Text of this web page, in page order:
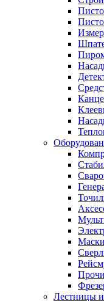
Лестницы